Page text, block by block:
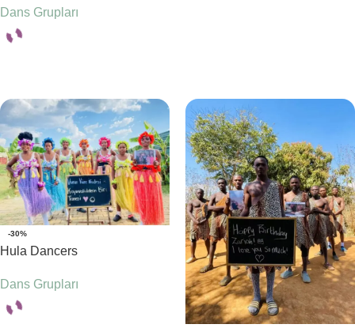
Dans Grupları
-30%
Hula Dancers
Dans Grupları